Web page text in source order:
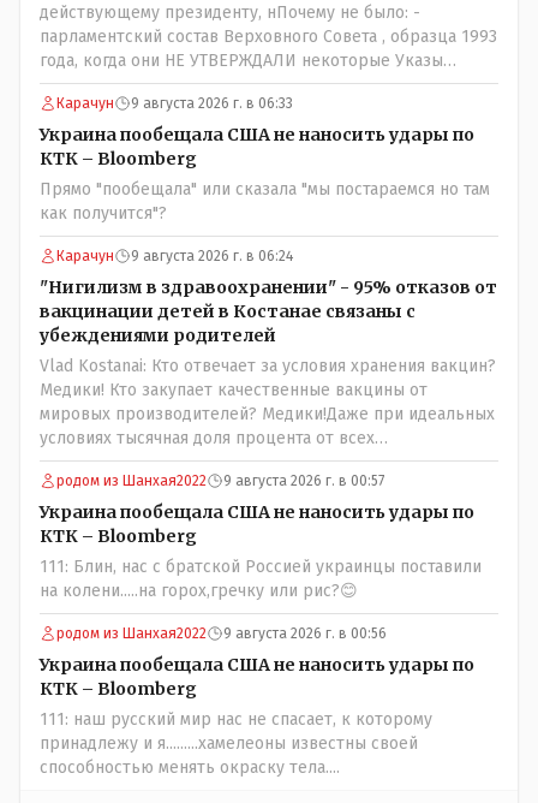
действующему президенту, нПочему не было: -
парламентский состав Верховного Совета , образца 1993
года, когда они НЕ УТВЕРЖДАЛИ некоторые Указы
Назарбаева, особенно в части выборов и перевыборов и
некоторых вопросах внутренней политики, и тогда
Назарбай волевым Указом РАСПУСТИЛ этот бунтарский
состав. Имя - Серикболсын Абдильдин вам знакомо -
юывший секретарь ЦК КП Казахстана , впоследствии -
депутат Верховного Совета и Мажлиса и Председатель
партии коммунстов- он в то время и после и причём
НЕОДНОКРАТНО, указывал и многократно на недостатки
Назарбая и предлагал ему самому ДОБРОВОЛЬНО уйти с
поста Президента.
Карачун 9 августа 2026 г. в 06:33
Украина пообещала США не наносить удары по
КТК – Bloomberg
Прямо "пообещала" или сказала "мы постараемся но там
как получится"?
Карачун 9 августа 2026 г. в 06:24
"Нигилизм в здравоохранении" - 95% отказов от
вакцинации детей в Костанае связаны с
убеждениями родителей
Vlad Kostanai: Кто отвечает за условия хранения вакцин?
Медики! Кто закупает качественные вакцины от
мировых производителей? Медики!Даже при идеальных
условиях тысячная доля процента от всех
вакцинированных может иметь плохие последствия от
прививки. Бумага нужна как защита от дол.....бов не
дружащих с школьными курсами предметов, в
частности биологии и математики. Vlad Kostanai: Поэтому
люди и отказываются и я в том числе своих не
прививал.Лично я вам и тем другим людям благодарен.
Добровольные действия направленные на сокращение
частотности появления в популяции соответствующих
комбинаций генов заслуживают благодарности. Мы и
без того основательно загубили нормальный
естественный отбор.
родом из Шанхая2022 9 августа 2026 г. в 00:57
Украина пообещала США не наносить удары по
КТК – Bloomberg
111: Блин, нас с братской Россией украинцы поставили
на колени.....на горох,гречку или рис?😊
родом из Шанхая2022 9 августа 2026 г. в 00:56
Украина пообещала США не наносить удары по
КТК – Bloomberg
111: наш русский мир нас не спасает, к которому
принадлежу и я.........хамелеоны известны своей
способностью менять окраску тела....